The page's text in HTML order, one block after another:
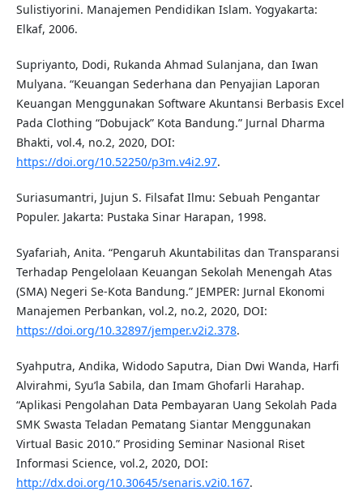
Sulistiyorini. Manajemen Pendidikan Islam. Yogyakarta:
Elkaf, 2006.
Supriyanto, Dodi, Rukanda Ahmad Sulanjana, dan Iwan
Mulyana. “Keuangan Sederhana dan Penyajian Laporan
Keuangan Menggunakan Software Akuntansi Berbasis Excel
Pada Clothing “Dobujack” Kota Bandung.” Jurnal Dharma
Bhakti, vol.4, no.2, 2020, DOI:
https://doi.org/10.52250/p3m.v4i2.97.
Suriasumantri, Jujun S. Filsafat Ilmu: Sebuah Pengantar
Populer. Jakarta: Pustaka Sinar Harapan, 1998.
Syafariah, Anita. “Pengaruh Akuntabilitas dan Transparansi
Terhadap Pengelolaan Keuangan Sekolah Menengah Atas
(SMA) Negeri Se-Kota Bandung.” JEMPER: Jurnal Ekonomi
Manajemen Perbankan, vol.2, no.2, 2020, DOI:
https://doi.org/10.32897/jemper.v2i2.378.
Syahputra, Andika, Widodo Saputra, Dian Dwi Wanda, Harfi
Alvirahmi, Syu’la Sabila, dan Imam Ghofarli Harahap.
“Aplikasi Pengolahan Data Pembayaran Uang Sekolah Pada
SMK Swasta Teladan Pematang Siantar Menggunakan
Virtual Basic 2010.” Prosiding Seminar Nasional Riset
Informasi Science, vol.2, 2020, DOI:
http://dx.doi.org/10.30645/senaris.v2i0.167.